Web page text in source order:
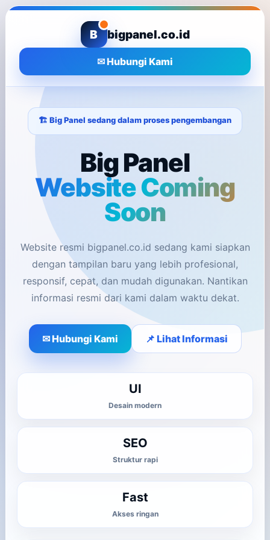
B bigpanel.co.id
✉ Hubungi Kami
🏗️ Big Panel sedang dalam proses pengembangan
Big Panel
Website Coming
Soon
Website resmi bigpanel.co.id sedang kami siapkan
dengan tampilan baru yang lebih profesional,
responsif, cepat, dan mudah digunakan. Nantikan
informasi resmi dari kami dalam waktu dekat.
✉ Hubungi Kami 📌 Lihat Informasi
UI
Desain modern
SEO
Struktur rapi
Fast
Akses ringan